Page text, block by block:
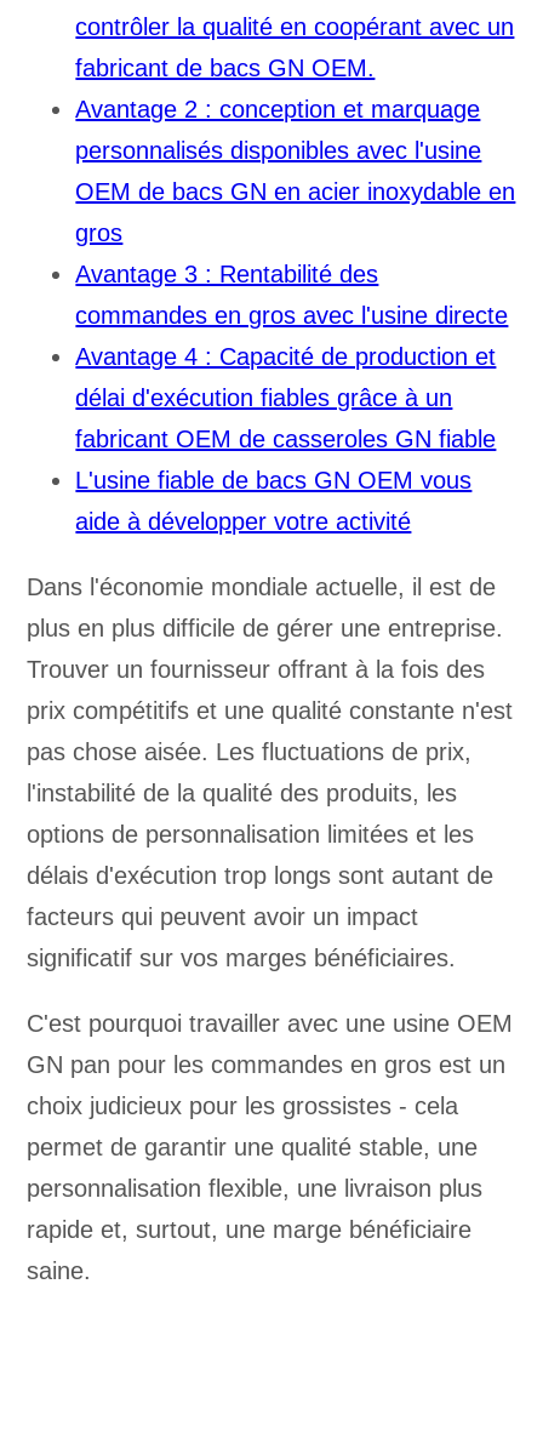
contrôler la qualité en coopérant avec un
fabricant de bacs GN OEM.
Avantage 2 : conception et marquage
personnalisés disponibles avec l'usine
OEM de bacs GN en acier inoxydable en
gros
Avantage 3 : Rentabilité des
commandes en gros avec l'usine directe
Avantage 4 : Capacité de production et
délai d'exécution fiables grâce à un
fabricant OEM de casseroles GN fiable
L'usine fiable de bacs GN OEM vous
aide à développer votre activité
Dans l'économie mondiale actuelle, il est de
plus en plus difficile de gérer une entreprise.
Trouver un fournisseur offrant à la fois des
prix compétitifs et une qualité constante n'est
pas chose aisée. Les fluctuations de prix,
l'instabilité de la qualité des produits, les
options de personnalisation limitées et les
délais d'exécution trop longs sont autant de
facteurs qui peuvent avoir un impact
significatif sur vos marges bénéficiaires.
C'est pourquoi travailler avec une usine OEM
GN pan pour les commandes en gros est un
choix judicieux pour les grossistes - cela
permet de garantir une qualité stable, une
personnalisation flexible, une livraison plus
rapide et, surtout, une marge bénéficiaire
saine.